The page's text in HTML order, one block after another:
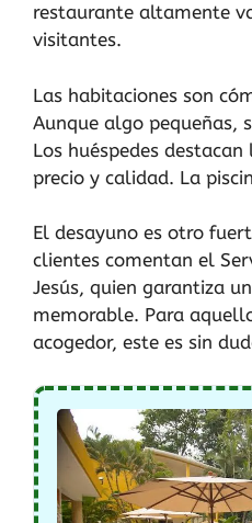
restaurante altamente
visitantes.
Las habitaciones son
Aunque algo pequeñas,
Los huéspedes
precio y calidad. La
El desayuno es otro
clientes comentan el
Jesús, quien garantiza
memorable. Para
acogedor, este es sin